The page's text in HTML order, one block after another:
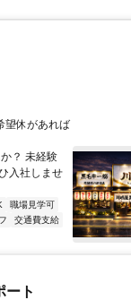
望休があれば
？ 未経験
入社しませ
職場見学可
交通費支給
ト